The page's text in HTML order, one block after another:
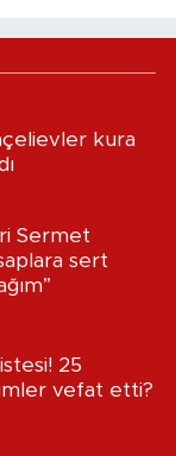
kura
Sermet
sert
25
vefat etti?